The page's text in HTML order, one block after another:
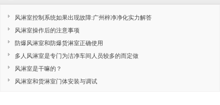
风淋室控制系统如果出现故障:广州梓净净化实力解答
风淋室操作后的注意事项
防爆风淋室和防爆货淋室正确使用
多人风淋室是专门为洁净车间人员较多的而定做
风淋室是干嘛的？
风淋室和货淋室门体安装与调试